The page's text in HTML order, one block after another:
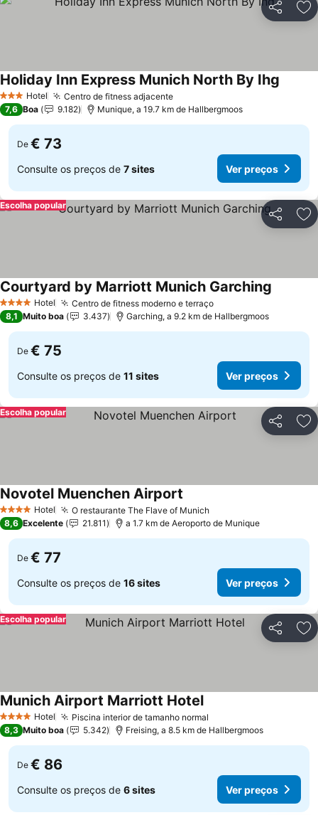
Partilhar
3 EstrelasHotel Centro de fitness adjacente
Holiday Inn Express Munich North By Ihg
7,6 Boa 9.182 Munique, a 19.7 km de Hallbergmoos
De € 73
Consulte os preços de 7 sites Ver preços
Partilhar
Escolha popular
4 EstrelasHotel Centro de fitness moderno e terraço
Courtyard by Marriott Munich Garching
8,1 Muito boa 3.437 Garching, a 9.2 km de Hallbergmoos
De € 75
Consulte os preços de 11 sites Ver preços
Partilhar
Escolha popular
4 EstrelasHotel O restaurante The Flave of Munich
Novotel Muenchen Airport
8,6 Excelente 21.811 a 1.7 km de Aeroporto de Munique
De € 77
Consulte os preços de 16 sites Ver preços
Partilhar
Escolha popular
4 EstrelasHotel Piscina interior de tamanho normal
Munich Airport Marriott Hotel
8,3 Muito boa 5.342 Freising, a 8.5 km de Hallbergmoos
De € 86
Consulte os preços de 6 sites Ver preços